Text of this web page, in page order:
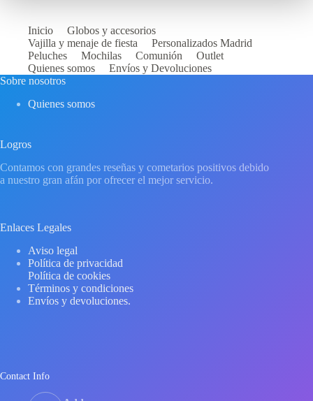
Inicio
Globos y accesorios
Vajilla y menaje de fiesta
Personalizados Madrid
Peluches
Mochilas Comunión
Outlet
Quienes somos
Envíos y Devoluciones
Sobre nosotros
Quienes somos
Logros
Contamos con grandes reseñas y cometarios positivos debido
a nuestro gran afán por ofrecer el mejor servicio.
Enlaces Legales
Aviso legal
Política de privacidad
Política de cookies
Términos y condiciones
Envíos y devoluciones.
Contact Info